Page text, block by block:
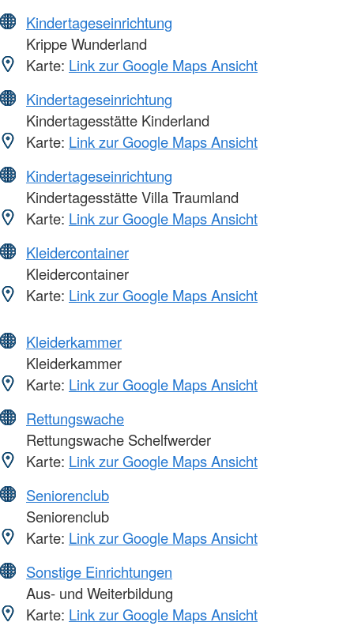
Kindertageseinrichtung
Krippe Wunderland
Karte: Link zur Google Maps Ansicht
Kindertageseinrichtung
Kindertagesstätte Kinderland
Karte: Link zur Google Maps Ansicht
Kindertageseinrichtung
Kindertagesstätte Villa Traumland
Karte: Link zur Google Maps Ansicht
Kleidercontainer
Kleidercontainer
Karte: Link zur Google Maps Ansicht
Kleiderkammer
Kleiderkammer
Karte: Link zur Google Maps Ansicht
Rettungswache
Rettungswache Schelfwerder
Karte: Link zur Google Maps Ansicht
Seniorenclub
Seniorenclub
Karte: Link zur Google Maps Ansicht
Sonstige Einrichtungen
Aus- und Weiterbildung
Karte: Link zur Google Maps Ansicht